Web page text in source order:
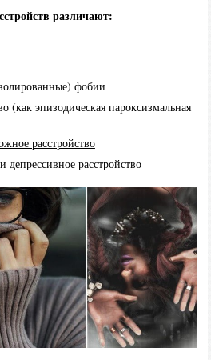
различают:
фобии
(как эпизодическая пароксизмальная
расстройство
расстройство